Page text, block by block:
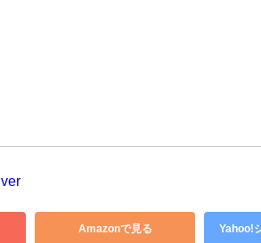
Amazonで見る Yahoo!